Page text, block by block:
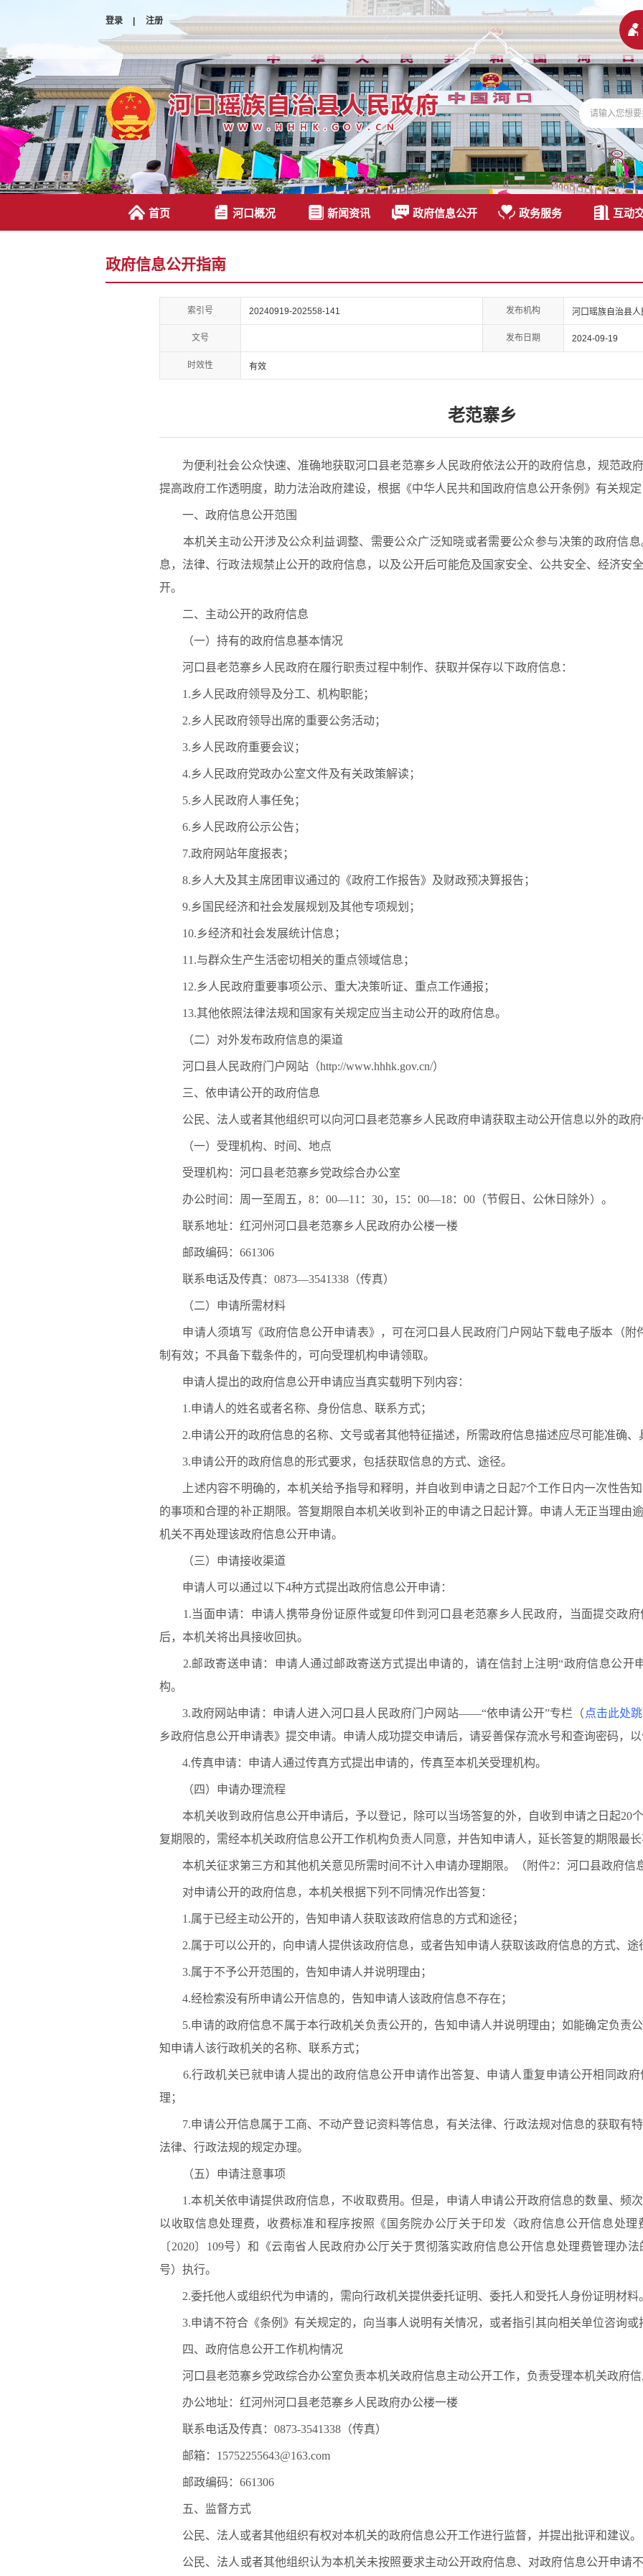
登录 |
注册
首页 河口概况 新闻资讯 政府信息公开 政务服务 互动
政府信息公开指南
索引号 20240919-202558-141 发布机构 河口瑶族自治县
文号 发布日期 2024-09-19
时效性 有效
老范寨乡
为便利社会公众快速、准确地获取河口县老范寨乡人民政府依法公开的政府信息，规范政
提高政府工作透明度，助力法治政府建设，根据《中华人民共和国政府信息公开条例》有关规
一、政府信息公开范围
本机关主动公开涉及公众利益调整、需要公众广泛知晓或者需要公众参与决策的政府信息
息，法律、行政法规禁止公开的政府信息，以及公开后可能危及国家安全、公共安全、经济安
开。
二、主动公开的政府信息
（一）持有的政府信息基本情况
河口县老范寨乡人民政府在履行职责过程中制作、获取并保存以下政府信息：
1.乡人民政府领导及分工、机构职能；
2.乡人民政府领导出席的重要公务活动；
3.乡人民政府重要会议；
4.乡人民政府党政办公室文件及有关政策解读；
5.乡人民政府人事任免；
6.乡人民政府公示公告；
7.政府网站年度报表；
8.乡人大及其主席团审议通过的《政府工作报告》及财政预决算报告；
9.乡国民经济和社会发展规划及其他专项规划；
10.乡经济和社会发展统计信息；
11.与群众生产生活密切相关的重点领域信息；
12.乡人民政府重要事项公示、重大决策听证、重点工作通报；
13.其他依照法律法规和国家有关规定应当主动公开的政府信息。
（二）对外发布政府信息的渠道
河口县人民政府门户网站（http://www.hhhk.gov.cn/）
三、依申请公开的政府信息
公民、法人或者其他组织可以向河口县老范寨乡人民政府申请获取主动公开信息以外的政
（一）受理机构、时间、地点
受理机构：河口县老范寨乡党政综合办公室
办公时间：周一至周五，8：00—11：30，15：00—18：00（节假日、公休日除外）。
联系地址：红河州河口县老范寨乡人民政府办公楼一楼
邮政编码：661306
联系电话及传真：0873—3541338（传真）
（二）申请所需材料
申请人须填写《政府信息公开申请表》，可在河口县人民政府门户网站下载电子版本（附
制有效；不具备下载条件的，可向受理机构申请领取。
申请人提出的政府信息公开申请应当真实载明下列内容：
1.申请人的姓名或者名称、身份信息、联系方式；
2.申请公开的政府信息的名称、文号或者其他特征描述，所需政府信息描述应尽可能准确、
3.申请公开的政府信息的形式要求，包括获取信息的方式、途径。
上述内容不明确的，本机关给予指导和释明，并自收到申请之日起7个工作日内一次性告
的事项和合理的补正期限。答复期限自本机关收到补正的申请之日起计算。申请人无正当理由
机关不再处理该政府信息公开申请。
（三）申请接收渠道
申请人可以通过以下4种方式提出政府信息公开申请：
1.当面申请：申请人携带身份证原件或复印件到河口县老范寨乡人民政府，当面提交政
后，本机关将出具接收回执。
2.邮政寄送申请：申请人通过邮政寄送方式提出申请的，请在信封上注明“政府信息公开
构。
3.政府网站申请：申请人进入河口县人民政府门户网站——“依申请公开”专栏（ 点击此处
乡政府信息公开申请表》提交申请。申请人成功提交申请后，请妥善保存流水号和查询密码，
4.传真申请：申请人通过传真方式提出申请的，传真至本机关受理机构。
（四）申请办理流程
本机关收到政府信息公开申请后，予以登记，除可以当场答复的外，自收到申请之日起20
复期限的，需经本机关政府信息公开工作机构负责人同意，并告知申请人，延长答复的期限最
本机关征求第三方和其他机关意见所需时间不计入申请办理期限。（附件2：河口县政府信
对申请公开的政府信息，本机关根据下列不同情况作出答复：
1.属于已经主动公开的，告知申请人获取该政府信息的方式和途径；
2.属于可以公开的，向申请人提供该政府信息，或者告知申请人获取该政府信息的方式、途
3.属于不予公开范围的，告知申请人并说明理由；
4.经检索没有所申请公开信息的，告知申请人该政府信息不存在；
5.申请的政府信息不属于本行政机关负责公开的，告知申请人并说明理由；如能确定负责
知申请人该行政机关的名称、联系方式；
6.行政机关已就申请人提出的政府信息公开申请作出答复、申请人重复申请公开相同政府
理；
7.申请公开信息属于工商、不动产登记资料等信息，有关法律、行政法规对信息的获取有
法律、行政法规的规定办理。
（五）申请注意事项
1.本机关依申请提供政府信息，不收取费用。但是，申请人申请公开政府信息的数量、频
以收取信息处理费，收费标准和程序按照《国务院办公厅关于印发〈政府信息公开信息处
〔2020〕109号）和《云南省人民政府办公厅关于贯彻落实政府信息公开信息处理费管理办
号）执行。
2.委托他人或组织代为申请的，需向行政机关提供委托证明、委托人和受托人身份证明材料
3.申请不符合《条例》有关规定的，向当事人说明有关情况，或者指引其向相关单位咨询或
四、政府信息公开工作机构情况
河口县老范寨乡党政综合办公室负责本机关政府信息主动公开工作，负责受理本机关政府信
办公地址：红河州河口县老范寨乡人民政府办公楼一楼
联系电话及传真：0873-3541338（传真）
邮箱：15752255643@163.com
邮政编码：661306
五、监督方式
公民、法人或者其他组织有权对本机关的政府信息公开工作进行监督，并提出批评和建议。
公民、法人或者其他组织认为本机关未按照要求主动公开政府信息、对政府信息公开申请